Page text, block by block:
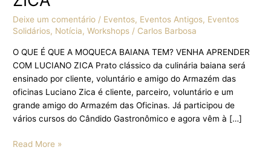
Deixe um comentário / Eventos, Eventos Antigos, Eventos
Solidários, Notícia,Workshops / Carlos Barbosa
O QUE É QUE A MOQUECA BAIANA TEM? VENHA APRENDER
COM LUCIANO ZICA Prato clássico da culinária baiana será
ensinado por cliente, voluntário e amigo do Armazém das
oficinas Luciano Zica é cliente, parceiro, voluntário e um
grande amigo do Armazém das Oficinas. Já participou de
vários cursos do Cândido Gastronômico e agora vêm à […]
Read More »